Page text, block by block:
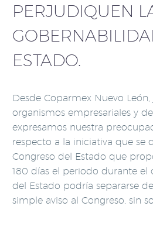
PERJUDIQUEN
ESTADO.
Desde Coparmex Nuevo
organismos empresariales y
expresamos nuestra
respecto a la iniciativa que se
Congreso del Estado que
180 días el periodo durante el
del Estado podría separarse
simple aviso al Congreso, sin